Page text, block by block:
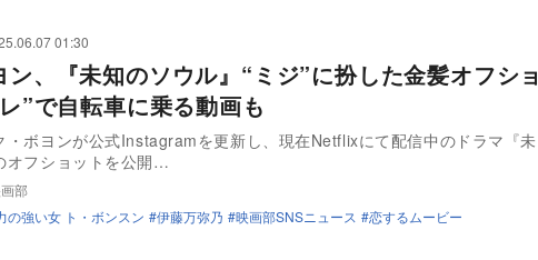
01:30
ン、『未知のソウル』“ミジ”に扮した金髪オフショ
”で自転車に乗る動画も
・ボヨンが公式Instagramを更新し、現在Netflixにて配信中のドラマ『未
オフショットを公開…
部
の強い女 ト・ボンスン 伊藤万弥乃 映画部SNSニュース
恋するムービー